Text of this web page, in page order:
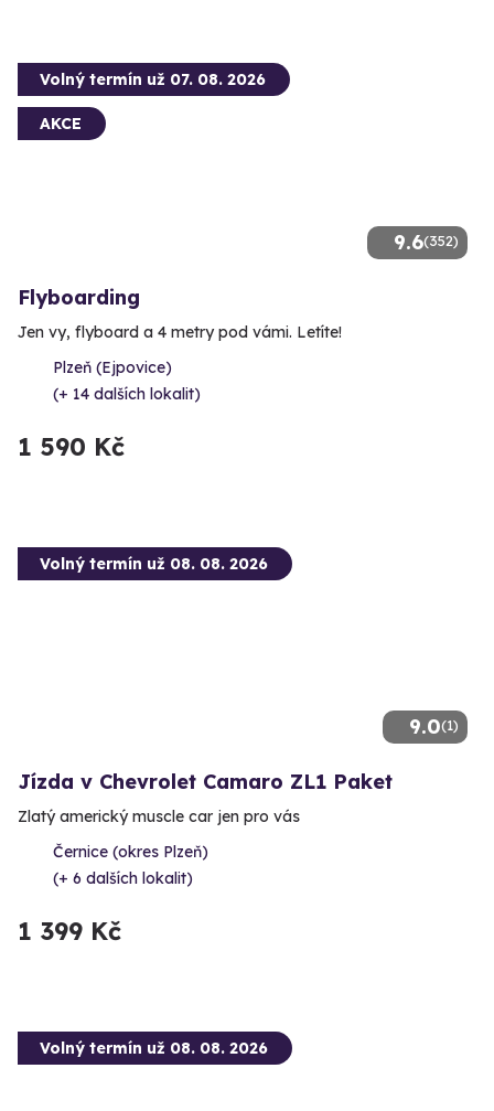
9.6(352)
Volný termín už 07. 08. 2026
AKCE
Flyboarding
Jen vy, flyboard a 4 metry pod vámi. Letíte!
Plzeň (Ejpovice)
(+ 14 dalších lokalit)
1 590 Kč
9.0(1)
Volný termín už 08. 08. 2026
Jízda v Chevrolet Camaro ZL1 Paket
Zlatý americký muscle car jen pro vás
Černice (okres Plzeň)
(+ 6 dalších lokalit)
1 399 Kč
Volný termín už 08. 08. 2026